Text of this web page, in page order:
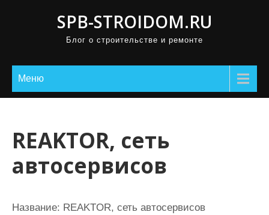
SPB-STROIDOM.RU
Блог о строительстве и ремонте
Меню
REAKTOR, сеть
автосервисов
Название: REAKTOR, сеть автосервисов